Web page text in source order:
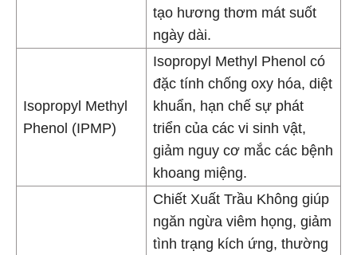
tạo hương thơm mát suốt
ngày dài.
Isopropyl Methyl
Phenol (IPMP)
Isopropyl Methyl Phenol có
đặc tính chống oxy hóa, diệt
khuẩn, hạn chế sự phát
triển của các vi sinh vật,
giảm nguy cơ mắc các bệnh
khoang miệng.
Chiết Xuất Trầu Không giúp
ngăn ngừa viêm họng, giảm
tình trạng kích ứng, thường